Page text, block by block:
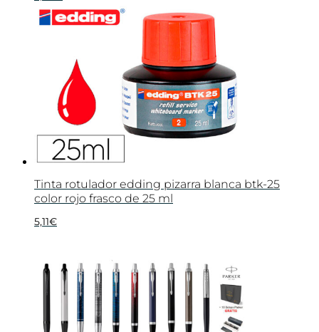
Tinta rotulador edding pizarra blanca btk-25
color rojo frasco de 25 ml
5,11€